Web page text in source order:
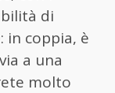
di
: in coppia, è
a una
molto